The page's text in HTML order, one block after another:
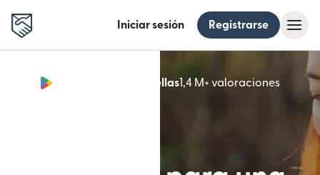
Iniciar sesión Registrarse
Google Play 4,8 estrellas1,4 M+ valoraciones
(se